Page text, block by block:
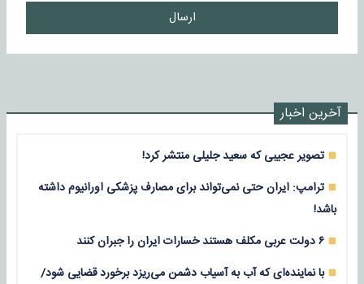
ارسال
آخرین اخبار
تصویر عجیبی که سعید جلیلی منتشر کرد!
ترامپ: ایران حتی نمی‌تواند برای مصارف پزشکی اورانیوم داشته
باشد!
۶ دولت عربی مکلف هستند خسارات ایران را جبران کنند
با نماینده‌ای که آب به آسیاب دشمن می‌ریزد برخورد قضایی شود/